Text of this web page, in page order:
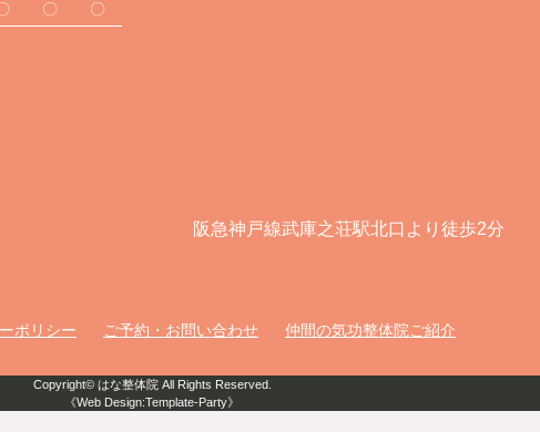
〇 〇
阪急神戸線武庫之荘駅北口より徒歩2分
ポリシー ご予約・お問い合わせ 仲間の気功整体院ご紹介
Copyright© はな整体院All Rights Reserved.
《Web Design:Template-Party》